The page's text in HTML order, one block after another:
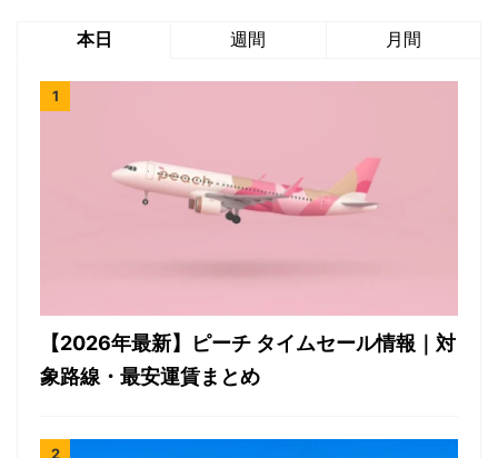
本日 週間 月間
【2026年最新】ピーチ タイムセール情報｜対
象路線・最安運賃まとめ